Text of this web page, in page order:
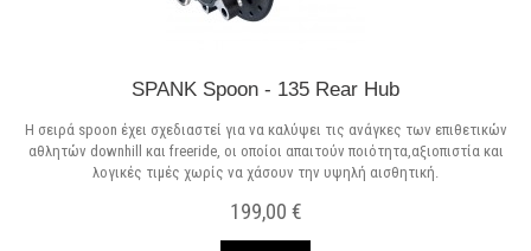
SPANK Spoon - 135 Rear Hub
H σειρά spoon έχει σχεδιαστεί για να καλύψει τις ανάγκες των επιθετικών
αθλητών downhill και freeride, οι οποίοι απαιτούν ποιότητα,αξιοπιστία και
λογικές τιμές χωρίς να χάσουν την υψηλή αισθητική.
199,00 €